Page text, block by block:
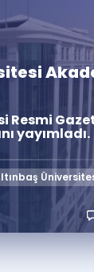
GİRİŞ YAP
DEĞİLİM
hazırlayacak
bekliyor!
İngilizce
Kariyer
İletişim
Resmi
yayımladı.